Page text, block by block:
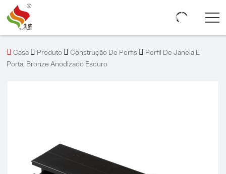
 Casa  Produto  Construção De Perfis  Perfil De Janela E
Porta, Bronze Anodizado Escuro